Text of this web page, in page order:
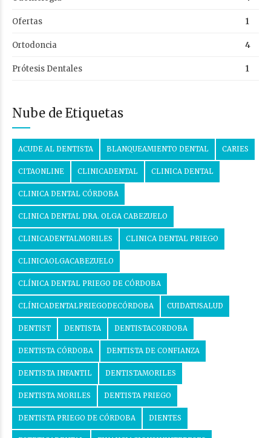
Ofertas 1
Ortodoncia 4
Prótesis Dentales 1
Nube de Etiquetas
ACUDE AL DENTISTA BLANQUEAMIENTO DENTAL CARIES
CITAONLINE CLINICADENTAL CLINICA DENTAL
CLINICA DENTAL CÓRDOBA
CLINICA DENTAL DRA. OLGA CABEZUELO
CLINICADENTALMORILES CLINICA DENTAL PRIEGO
CLINICAOLGACABEZUELO
CLÍNICA DENTAL PRIEGO DE CÓRDOBA
CLÍNICADENTALPRIEGODECÓRDOBA CUIDATUSALUD
DENTIST DENTISTA DENTISTACORDOBA
DENTISTA CÓRDOBA DENTISTA DE CONFIANZA
DENTISTA INFANTIL DENTISTAMORILES
DENTISTA MORILES DENTISTA PRIEGO
DENTISTA PRIEGO DE CÓRDOBA DIENTES